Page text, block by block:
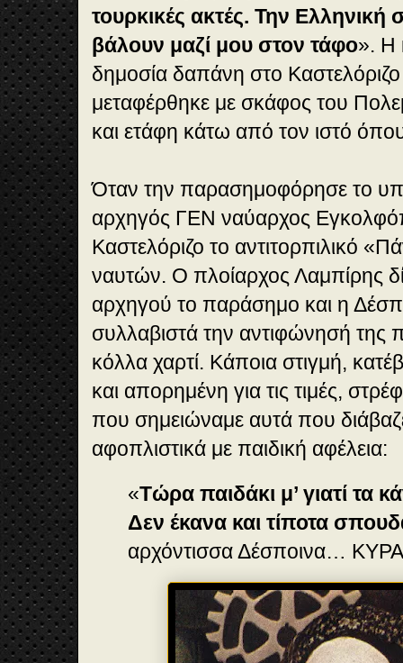
τουρκικές ακτές. Την
βάλουν μαζί μου στον τάφο». Η
δημοσία δαπάνη στο
μεταφέρθηκε με σκάφος του
και ετάφη κάτω από τον ιστό
Όταν την παρασημοφόρησε το
αρχηγός ΓΕΝ ναύαρχος
Καστελόριζο το αντιτορπιλικό
ναυτών. Ο πλοίαρχος Λαμπίρης
αρχηγού το παράσημο και η
συλλαβιστά την αντιφώνησή της
κόλλα χαρτί. Κάποια στιγμή,
και απορημένη για τις τιμές,
που σημειώναμε αυτά που
αφοπλιστικά με παιδική αφέλεια:
«Τώρα παιδάκι μ’ γιατί τα
Δεν έκανα και τίποτα
αρχόντισσα Δέσποινα…